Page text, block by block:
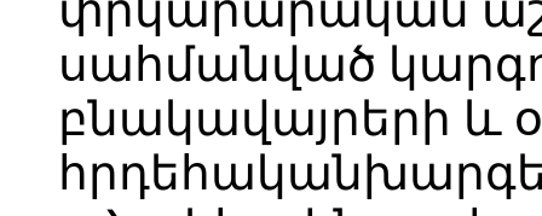
փրկարարական
սահմանված
բնակավայրերի և